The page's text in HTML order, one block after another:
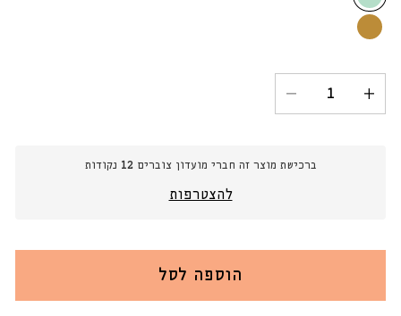
חום
בז'
הגדל
כמות
כמות
נוי
ס&quot;מ
ברכישת מוצר זה חברי מועדון צוברים12 נקודות
להצטרפות
הוספה לסל